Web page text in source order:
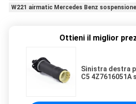
W221 airmatic Mercedes Benz
Ottieni il miglior
Sinistra destra
C5 4Z7616051A